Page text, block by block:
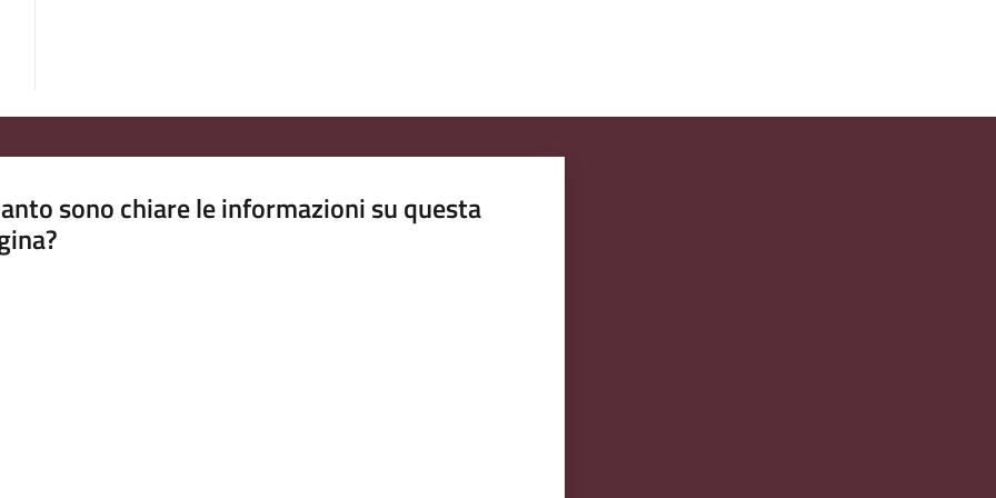
sono chiare le informazioni su questa